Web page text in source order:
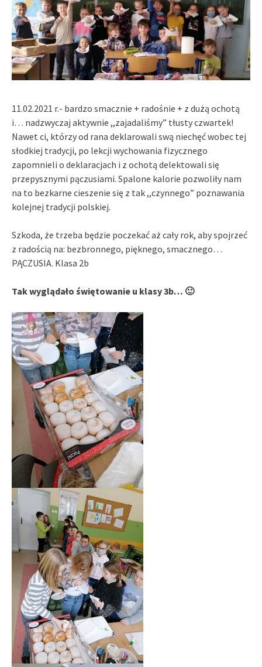
11.02.2021 r.- bardzo smacznie + radośnie + z dużą ochotą
i… nadzwyczaj aktywnie ,,zajadaliśmy” tłusty czwartek!
Nawet ci, którzy od rana deklarowali swą niechęć wobec tej
słodkiej tradycji, po lekcji wychowania fizycznego
zapomnieli o deklaracjach i z ochotą delektowali się
przepysznymi pączusiami. Spalone kalorie pozwoliły nam
na to bezkarne cieszenie się z tak ,,czynnego” poznawania
kolejnej tradycji polskiej.
Szkoda, że trzeba będzie poczekać aż cały rok, aby spojrzeć
z radością na: bezbronnego, pięknego, smacznego…
PĄCZUSIA. Klasa 2b
Tak wyglądało świętowanie u klasy 3b… 🙂